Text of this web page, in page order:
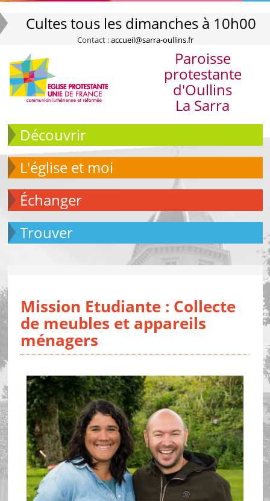
Cultes tous les dimanches à 10h00
Contact :accueil@sarra-oullins.fr
Paroisse
protestante
d'Oullins
La Sarra
Découvrir
L'église et moi
échanger
Trouver
Mission Etudiante : Collecte
de meubles et appareils
ménagers